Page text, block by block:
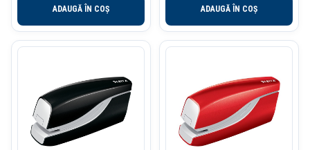
ADAUGĂ ÎN COȘ ADAUGĂ ÎN COȘ